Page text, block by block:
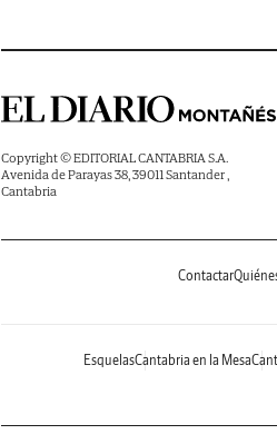
Copyright © EDITORIAL CANTABRIA S.A.
Avenida de Parayas 38, 39011 Santander ,
Cantabria
Contactar
EsquelasCantabria en la Mesa